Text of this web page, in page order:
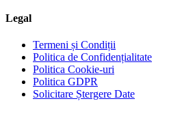
Legal
Termeni și Condiții
Politica de Confidențialitate
Politica Cookie-uri
Politica GDPR
Solicitare Ștergere Date